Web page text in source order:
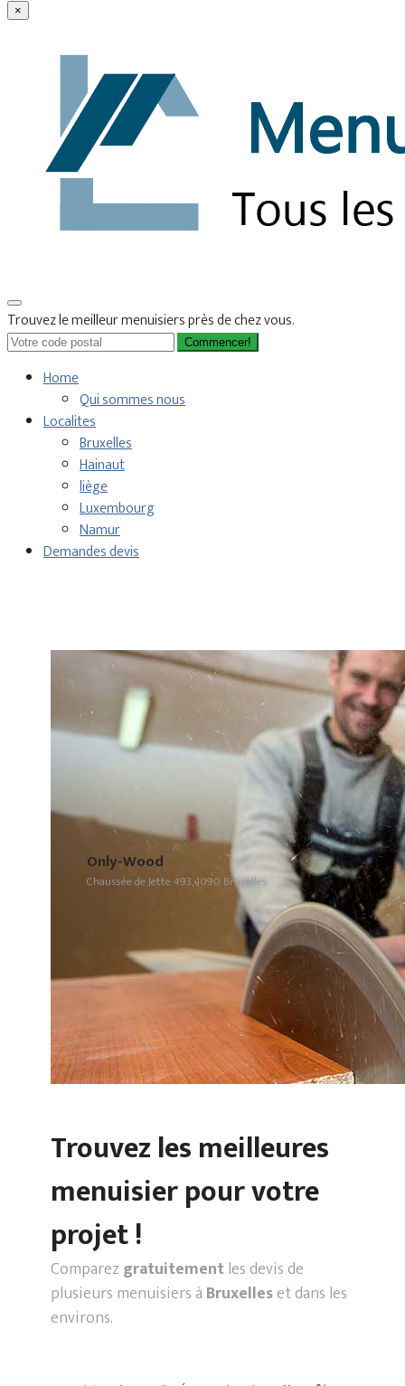
×
Trouvez le meilleur menuisiers près de chez vous.
Commencer!
Home
Qui sommes nous
Localites
Bruxelles
Hainaut
liège
Luxembourg
Namur
Demandes devis
Only-Wood
Chaussée de Jette 493, 1090 Bruxelles
Trouvez les meilleures
menuisier pour votre
projet !
Comparez gratuitementles devis de
plusieurs menuisiers à Bruxelleset dans les
environs.